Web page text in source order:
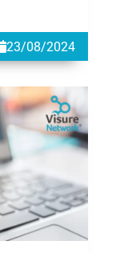
23/08/2024